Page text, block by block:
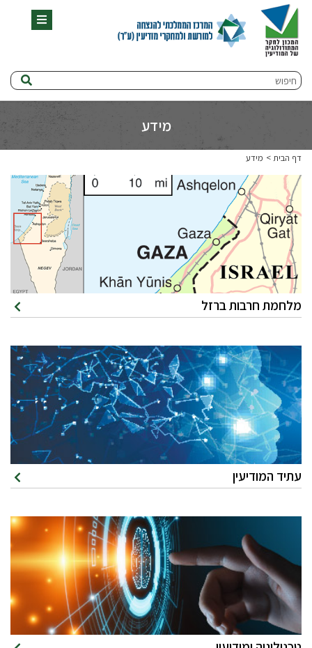
חיפוש
תפריט
מידע
דף הבית מידע
מלחמת חרבות ברזל
עתיד המודיעין